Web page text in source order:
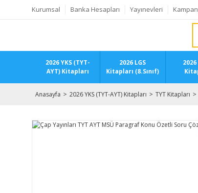
Kurumsal Banka Hesapları Yayınevleri
2026 YKS (TYT-
AYT) Kitapları
2026 LGS
Kitapları (8.Sınıf)
2026
Anasayfa 2026 YKS (TYT-AYT) Kitapları TYT Kitapları